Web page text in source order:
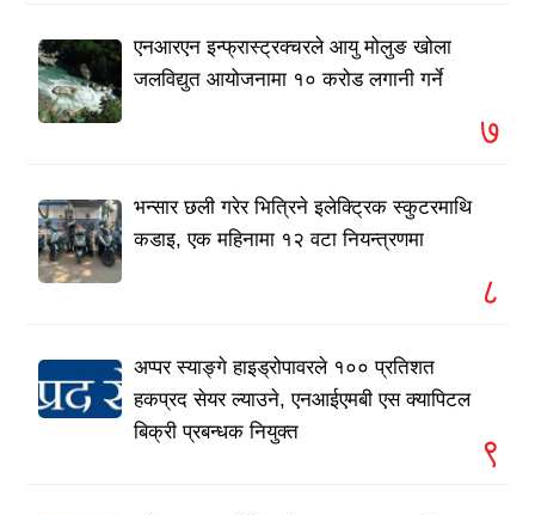
एनआरएन इन्फ्रास्ट्रक्चरले आयु मोलुङ खोला
जलविद्युत आयोजनामा १० करोड लगानी गर्ने
७
भन्सार छली गरेर भित्रिने इलेक्ट्रिक स्कुटरमाथि
कडाइ, एक महिनामा १२ वटा नियन्त्रणमा
८
अप्पर स्याङ्गे हाइड्रोपावरले १०० प्रतिशत
हकप्रद सेयर ल्याउने, एनआईएमबी एस क्यापिटल
बिक्री प्रबन्धक नियुक्त
९